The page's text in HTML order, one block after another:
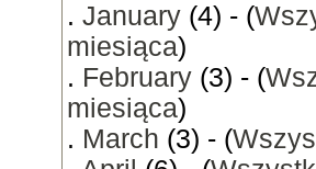
. January (4) - (
miesiąca)
. February (3) - (
miesiąca)
. March (3) - (